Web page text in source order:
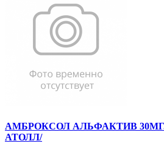
АМБРОКСОЛ АЛЬФАКТИВ
АТОЛЛ/